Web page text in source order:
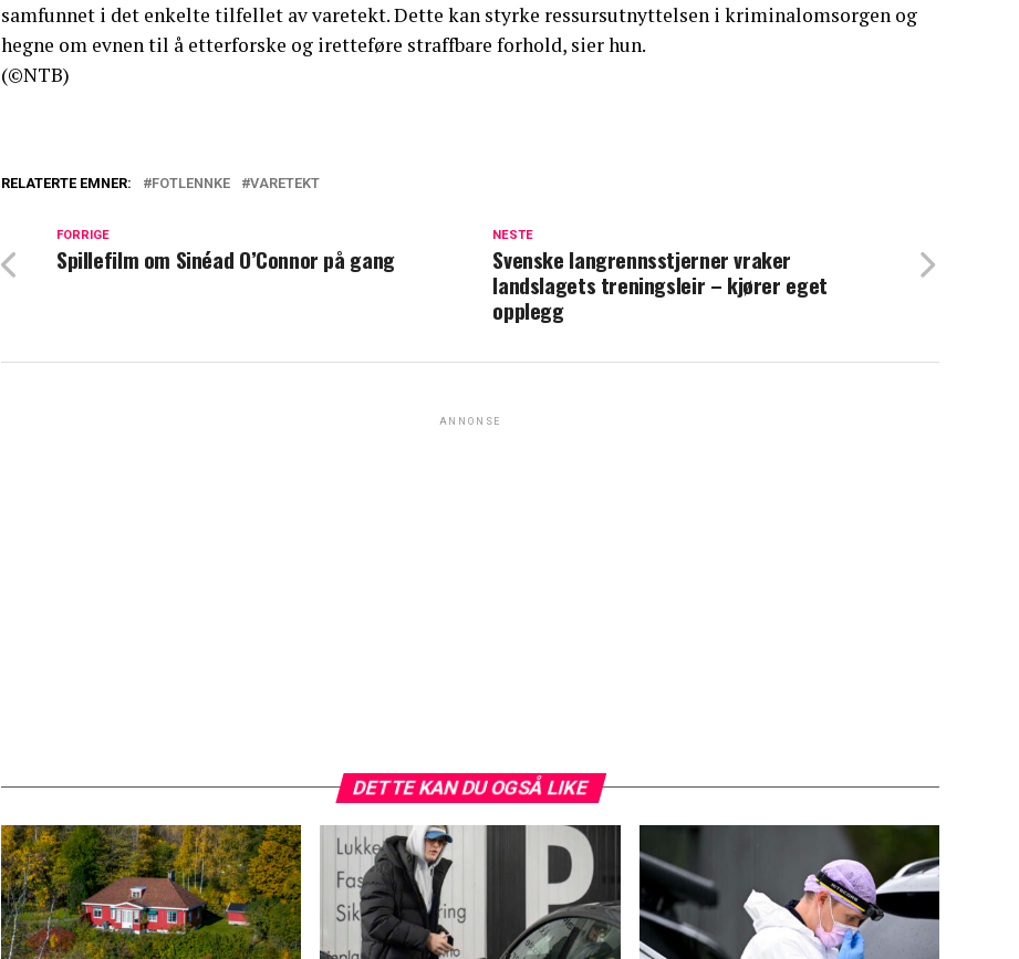
samfunnet i det enkelte tilfellet av varetekt. Dette kan styrke ressursutnyttelsen i kriminalomsorgen og
hegne om evnen til å etterforske og iretteføre straffbare forhold, sier hun.
(©NTB)
RELATERTE EMNER: FOTLENNKE VARETEKT
NESTE
Svenske langrennsstjerner vraker
landslagets treningsleir – kjører eget
opplegg
FORRIGE
Spillefilm om Sinéad O’Connor på gang
ANNONSE
DETTE KAN DU OGSÅ LIKE